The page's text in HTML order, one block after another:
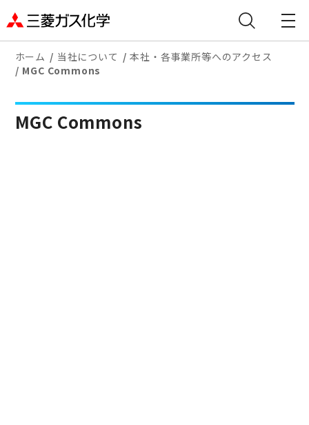
ホーム 当社について
本社・各事業所等へのアクセス
MGC Commons
MGC Commons